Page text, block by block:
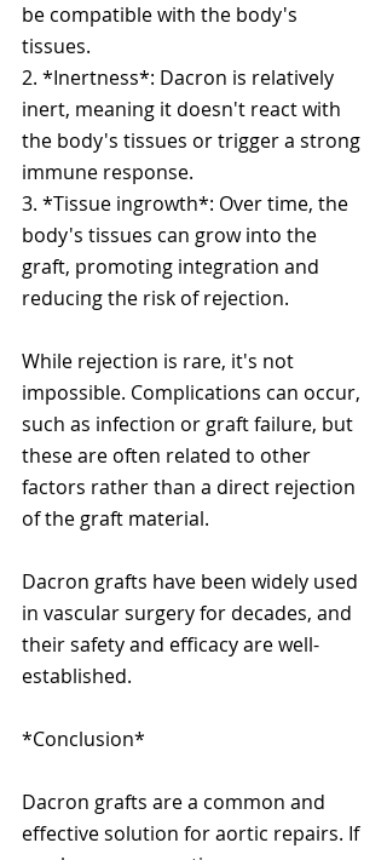
be compatible with the body's
tissues.
2. *Inertness*: Dacron is relatively
inert, meaning it doesn't react with
the body's tissues or trigger a strong
immune response.
3. *Tissue ingrowth*: Over time, the
body's tissues can grow into the
graft, promoting integration and
reducing the risk of rejection.
While rejection is rare, it's not
impossible. Complications can occur,
such as infection or graft failure, but
these are often related to other
factors rather than a direct rejection
of the graft material.
Dacron grafts have been widely used
in vascular surgery for decades, and
their safety and efficacy are well-
established.
*Conclusion*
Dacron grafts are a common and
effective solution for aortic repairs. If